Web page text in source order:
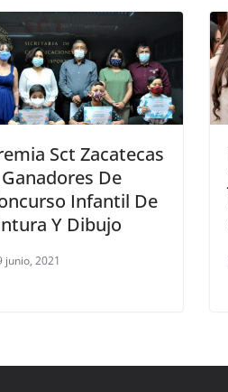
Sct Zacatecas
De
Infantil De
Y Dibujo
junio, 2021